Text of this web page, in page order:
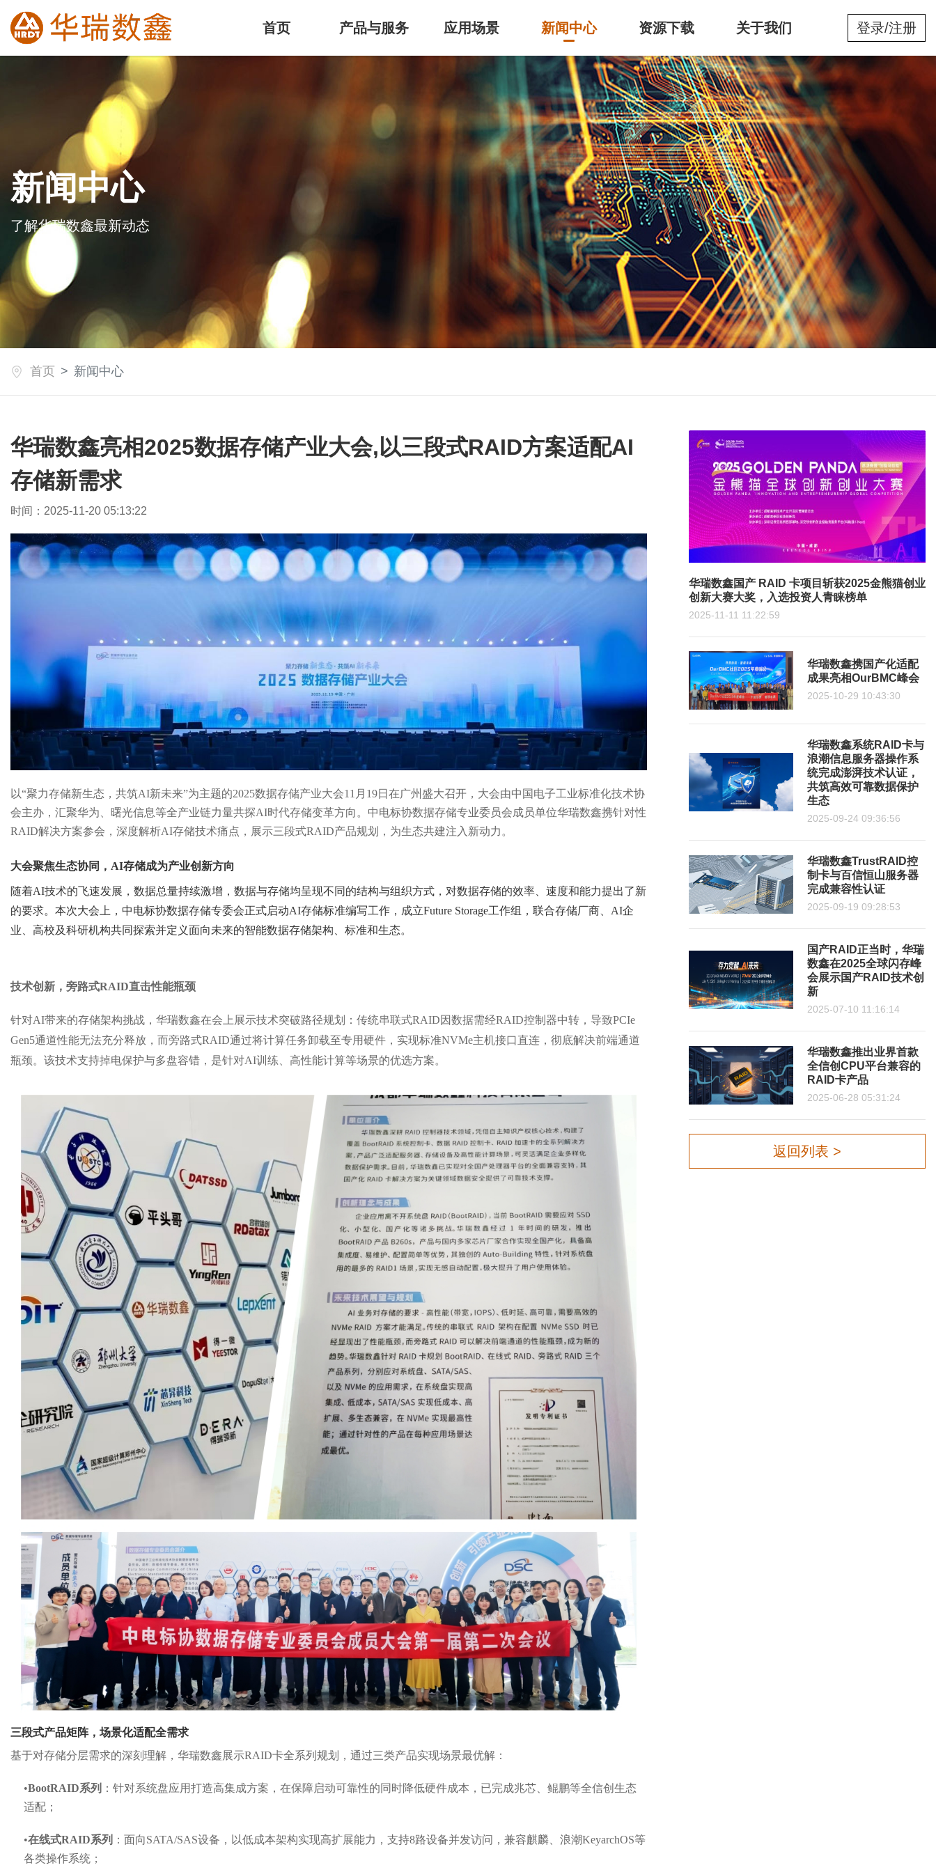
首页 产品与服务 应用场景 新闻中心 资源下载 关于我们 登录/注册
新闻中心
了解华瑞数鑫最新动态
首页 新闻中心
华瑞数鑫亮相2025数据存储产业大会,以三段式RAID方案适配AI
存储新需求
时间：2025-11-20 05:13:22
以“聚力存储新生态，共筑AI新未来”为主题的2025数据存储产业大会11 月 19日 在广州盛大召开，大会由中国电子工业标准化技术协
会主办，汇聚华为、曙光信息等全产业链力量共探AI时代存储变革方向。 中电标协数据存储专业委员会成员单位华瑞数鑫携针对性
RAID解决方案参会，深度解析AI存储技术痛点，展示三段式RAID产品规划，为生态共建注入 新动力。
大会聚焦生态协同， AI存储成为产业创新方向
随着AI技术的飞速发展，数据总量持续激增，数据与存储均呈现不同的结构与组织方式，对数据存储的效率、速度和能力提出了新
的要求。本次大会上，中电标协数据存储专委会正式启动AI存储标准编写工作，成立Future Storage工作组，联合存储厂商、AI企
业、高校及科研机构共同探索并定义面向未来的智能数据存储架构、标准和生态。
技术创新， 旁路式RAID直击性能瓶颈
针对AI带来的存储架构挑战，华瑞数鑫在会上展示技术突破路径规划 ：传统串联式RAID因数据需经RAID控制器中转，导致PCIe
Gen5通道性能无法充分释放，而旁路式RAID通过将计算任务卸载至专用硬件，实现标准NVMe主机接口直连，彻底解决前端通道
瓶颈。该技术支持掉电保护与多盘容错， 是针对AI训练、高性能计算等场景的优选方案。
三段式产品矩阵，场景化适配全需求
基于对存储分层需求的深刻理解，华瑞数鑫展示RAID卡全系列规划，通过三类产品实现场景最优解 ：
•BootRAID系列 ：针对系统盘应用打造高集成方案，在保障启动可靠性的同时降低硬件成本，已完成兆芯、鲲鹏等全信创生态
适配；
•在线式RAID系列 ：面向SATA/SAS设备，以低成本架构实现高扩展能力，支持8路设备并发访问，兼容麒麟、浪潮KeyarchOS等
各类操作系统；
华瑞数鑫国产 RAID 卡项目斩获2025金熊猫创业
创新大赛大奖，入选投资人青睐榜单
2025-11-11 11:22:59
华瑞数鑫携国产化适配
成果亮相OurBMC峰会
2025-10-29 10:43:30
华瑞数鑫系统RAID卡与
浪潮信息服务器操作系
统完成澎湃技术认证，
共筑高效可靠数据保护
生态
2025-09-24 09:36:56
华瑞数鑫TrustRAID控
制卡与百信恒山服务器
完成兼容性认证
2025-09-19 09:28:53
国产RAID正当时，华瑞
数鑫在2025全球闪存峰
会展示国产RAID技术创
新
2025-07-10 11:16:14
华瑞数鑫推出业界首款
全信创CPU平台兼容的
RAID卡产品
2025-06-28 05:31:24
返回列表 >